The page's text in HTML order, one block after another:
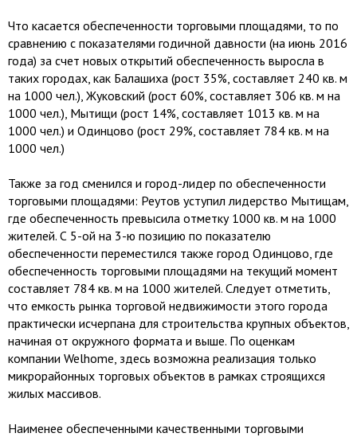
Что касается обеспеченности торговыми площадями, то по
сравнению с показателями годичной давности (на июнь 2016
года) за счет новых открытий обеспеченность выросла в
таких городах, как Балашиха (рост 35%, составляет 240 кв. м
на 1000 чел.), Жуковский (рост 60%, составляет 306 кв. м на
1000 чел.), Мытищи (рост 14%, составляет 1013 кв. м на
1000 чел.) и Одинцово (рост 29%, составляет 784 кв. м на
1000 чел.)
Также за год сменился и город-лидер по обеспеченности
торговыми площадями: Реутов уступил лидерство Мытищам,
где обеспеченность превысила отметку 1000 кв. м на 1000
жителей. С 5-ой на 3-ю позицию по показателю
обеспеченности переместился также город Одинцово, где
обеспеченность торговыми площадями на текущий момент
составляет 784 кв. м на 1000 жителей. Следует отметить,
что емкость рынка торговой недвижимости этого города
практически исчерпана для строительства крупных объектов,
начиная от окружного формата и выше. По оценкам
компании Welhome, здесь возможна реализация только
микрорайонных торговых объектов в рамках строящихся
жилых массивов.
Наименее обеспеченными качественными торговыми